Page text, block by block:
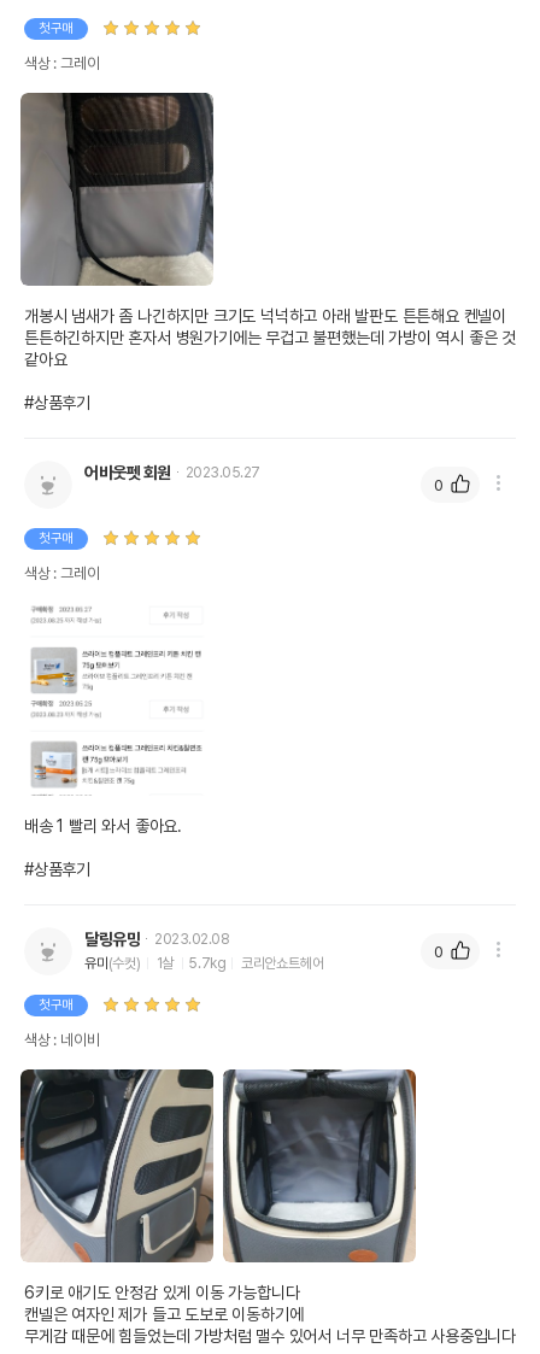
첫구매
색상 : 그레이
개봉시 냄새가 좀 나긴하지만 크기도 넉넉하고 아래 발판도 튼튼해요 켄넬이
튼튼하긴하지만 혼자서 병원가기에는 무겁고 불편했는데 가방이 역시 좋은 것
같아요
#상품후기
어바웃펫 회원 2023.05.27
첫구매
색상 : 그레이
배송 1 빨리 와서 좋아요.
#상품후기
0
달링유밍
2023.02.08
유미 (수컷) 1살 5.7kg 코리안쇼트헤어
첫구매
색상 : 네이비
6키로 애기도 안정감 있게 이동 가능합니다
캔넬은 여자인 제가 들고 도보로 이동하기에
무게감 때문에 힘들었는데 가방처럼 맬수 있어서 너무 만족하고 사용중입니다
0